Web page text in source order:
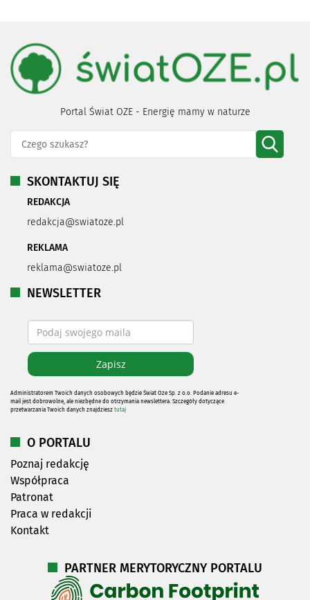
Portal Świat OZE - Energię mamy w naturze
SKONTAKTUJ SIĘ
REDAKCJA
redakcja@swiatoze.pl
REKLAMA
reklama@swiatoze.pl
NEWSLETTER
Administratorem Twoich danych osobowych będzie Świat Oze Sp. z o.o. Podanie adresu e-
mail jest dobrowolne, ale niezbędne do otrzymania newslettera. Szczegóły dotyczące
przetwarzania Twoich danych znajdziesz tutaj
O PORTALU
Poznaj redakcję
Współpraca
Patronat
Praca w redakcji
Kontakt
PARTNER MERYTORYCZNY PORTALU